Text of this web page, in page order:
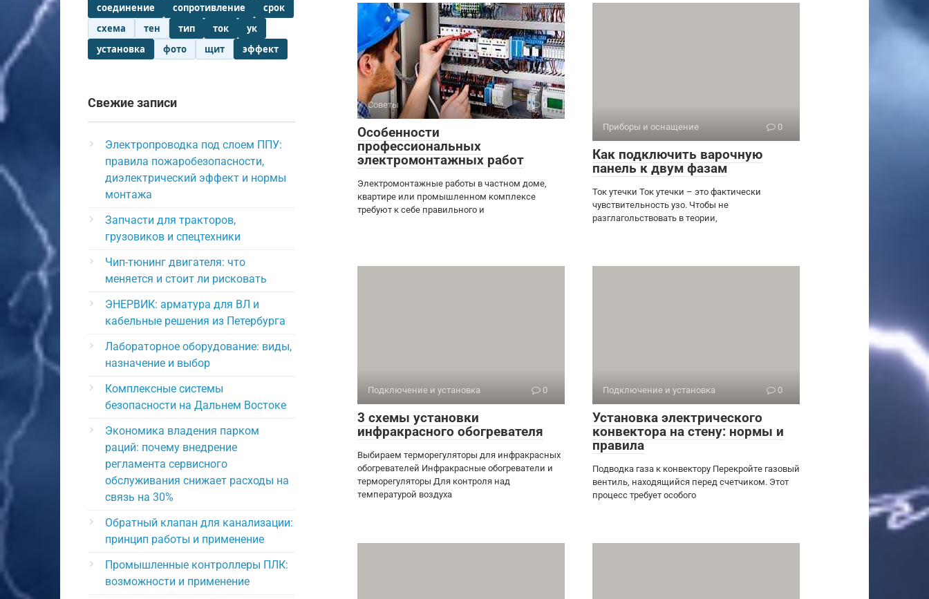
Советы 0
Особенности
профессиональных
электромонтажных работ
Электромонтажные работы в частном доме,
квартире или промышленном комплексе
требуют к себе правильного и
Приборы и оснащение 0
Как подключить варочную
панель к двум фазам
Ток утечки Ток утечки – это фактически
чувствительность узо. Чтобы не
разглагольствовать в теории,
Подключение и установка 0
3 схемы установки
инфракрасного обогревателя
Выбираем терморегуляторы для инфракрасных
обогревателей Инфракрасные обогреватели и
терморегуляторы Для контроля над
температурой воздуха
Подключение и установка 0
Установка электрического
конвектора на стену: нормы и
правила
Подводка газа к конвектору Перекройте газовый
вентиль, находящийся перед счетчиком. Этот
процесс требует особого
соединение
сопротивление
срок
схема
тен тип ток
ук
установка
фото щит эффект
Свежие записи
Электропроводка под слоем ППУ:
правила пожаробезопасности,
диэлектрический эффект и нормы
монтажа
Запчасти для тракторов,
грузовиков и спецтехники
Чип-тюнинг двигателя: что
меняется и стоит ли рисковать
ЭНЕРВИК: арматура для ВЛ и
кабельные решения из Петербурга
Лабораторное оборудование: виды,
назначение и выбор
Комплексные системы
безопасности на Дальнем Востоке
Экономика владения парком
раций: почему внедрение
регламента сервисного
обслуживания снижает расходы на
связь на 30%
Обратный клапан для канализации:
принцип работы и применение
Промышленные контроллеры ПЛК:
возможности и применение